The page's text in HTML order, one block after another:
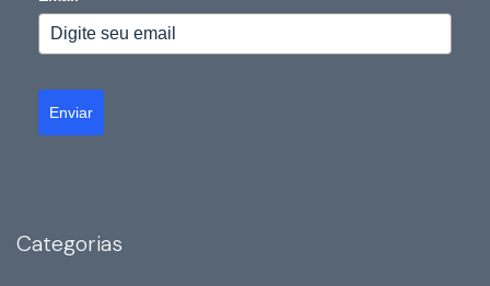
Enviar
Categorias